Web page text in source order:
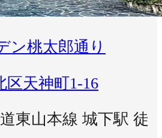
ン桃太郎通り
区天神町1-16
東山本線 城下駅 徒